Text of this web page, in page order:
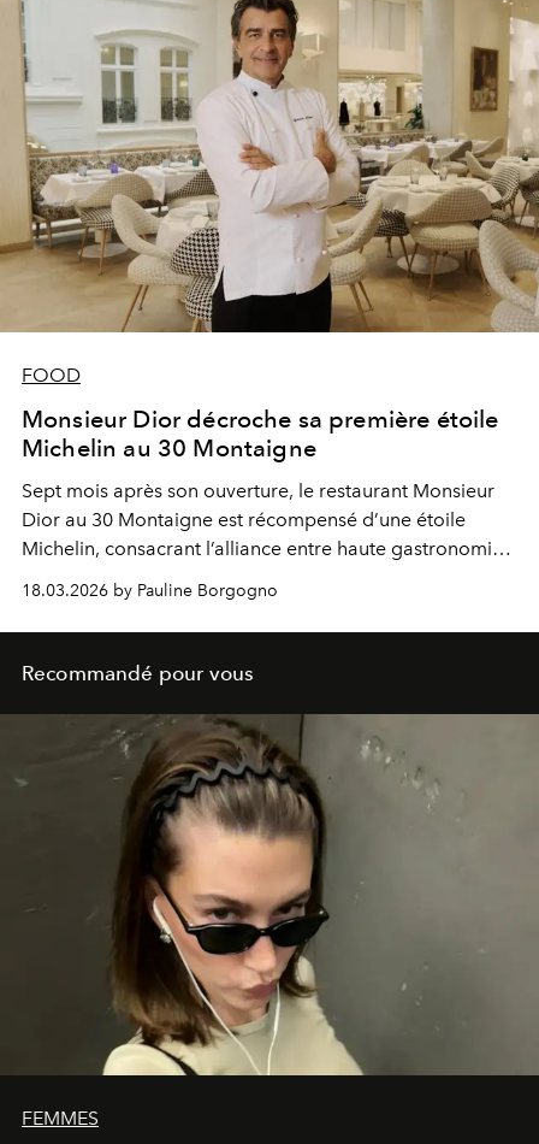
FOOD
Monsieur Dior décroche sa première étoile
Michelin au 30 Montaigne
Sept mois après son ouverture, le restaurant Monsieur
Dior au 30 Montaigne est récompensé d’une étoile
Michelin, consacrant l’alliance entre haute gastronomie
et héritage couture.
18.03.2026 by Pauline Borgogno
Recommandé pour vous
FEMMES